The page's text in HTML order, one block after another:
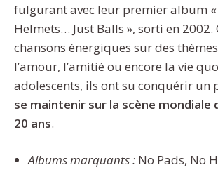
fulgurant avec leur premier album «
Helmets… Just Balls », sorti en 2002.
chansons énergiques sur des
l’amour, l’amitié ou encore la vie
adolescents, ils ont su conquérir un
se maintenir sur la scène mondiale
20 ans.
Albums marquants : No Pads, No